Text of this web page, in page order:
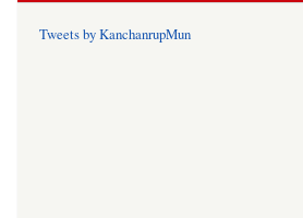
Tweets by KanchanrupMun